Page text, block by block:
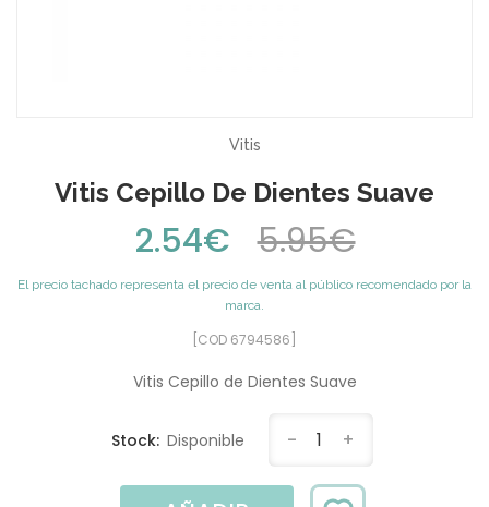
Vitis
Vitis Cepillo De Dientes Suave
2.54€ 5.95€
El precio tachado representa el precio de venta al público recomendado por la
marca.
[COD 6794586]
Vitis Cepillo de Dientes Suave
Stock: Disponible - 1 +